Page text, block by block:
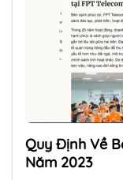
Quy Định Về
Năm 2023